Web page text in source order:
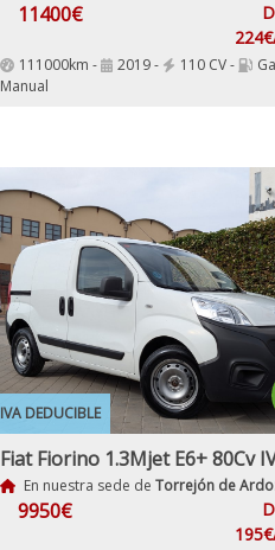
11400€
111000km - 2019 - 110 CV -
Manual
IVA DEDUCIBLE
En nuestra sede deTorrejón de
9950€